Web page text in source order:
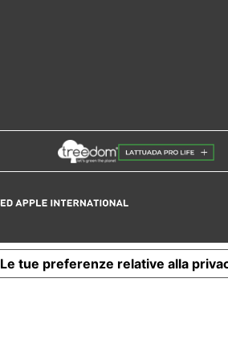
Le tue preferenze relative alla